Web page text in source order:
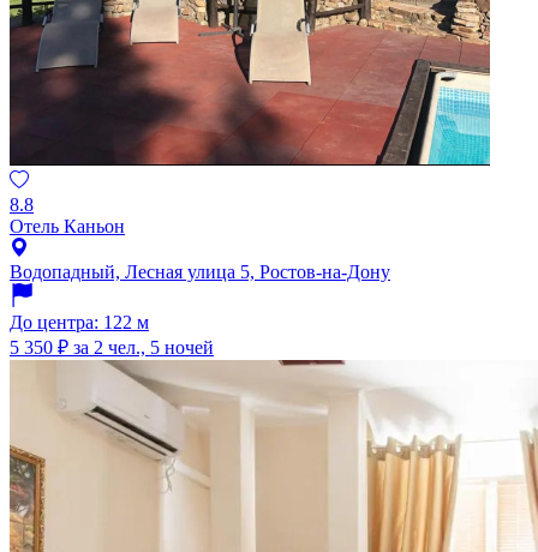
8.8
Отель Каньон
Водопадный, Лесная улица 5, Ростов-на-Дону
До центра: 122 м
5 350 ₽ за 2 чел., 5 ночей